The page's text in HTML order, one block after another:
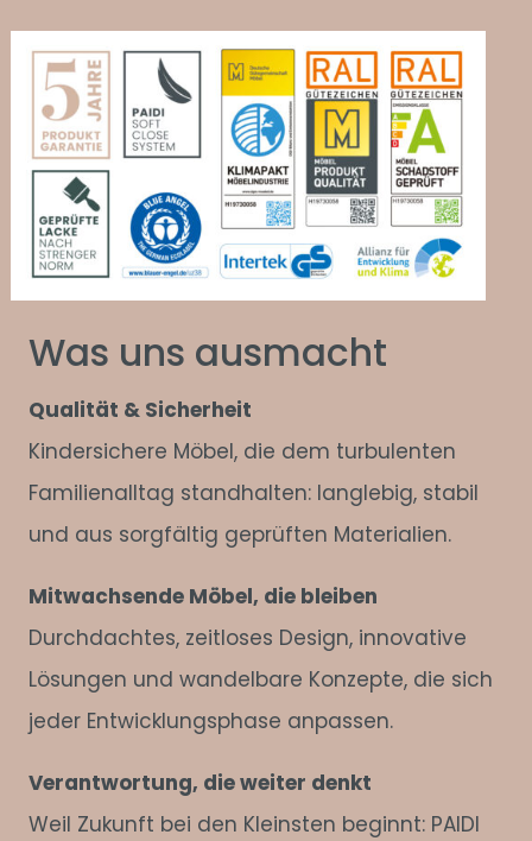
Was uns ausmacht
Qualität & Sicherheit
Kindersichere Möbel, die dem turbulenten
Familienalltag standhalten: langlebig, stabil
und aus sorgfältig geprüften Materialien.
Mitwachsende Möbel, die bleiben
Durchdachtes, zeitloses Design, innovative
Lösungen und wandelbare Konzepte, die sich
jeder Entwicklungsphase anpassen.
Verantwortung, die weiter denkt
Weil Zukunft bei den Kleinsten beginnt: PAIDI